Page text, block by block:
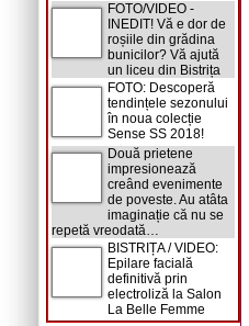
FOTO/VIDEO -
INEDIT! Vă e dor de
roșiile din grădina
bunicilor? Vă ajută
un liceu din Bistrița
FOTO: Descoperă
tendințele sezonului
în noua colecție
Sense SS 2018!
Două prietene
impresionează
creând evenimente
de poveste. Au atâta
imaginație că nu se
repetă vreodată…
BISTRIȚA / VIDEO:
Epilare facială
definitivă prin
electroliză la Salon
La Belle Femme